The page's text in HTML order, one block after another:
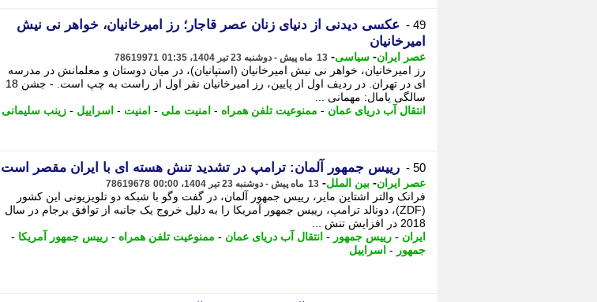
49 -
عکسی دیدنی از دنیای زنان عصر قاجار؛ رز امیرخانیان، خواهر نی نیش
امیرخانیان
عصر ایران- سیاسی- 13 ماه پیش - دوشنبه 23 تیر 1404، 01:35 78619971
رز امیرخانیان، خواهر نی نیش امیرخانیان (استپانیان)، در میان دوستان و معلمانش در مدرسه
ای در تهران. در ردیف اول از پایین، رز امیرخانیان نفر اول از راست به چپ است. - جشن 18
سالگی یامال: مهمانی ...
انتقال آب دریای عمان - ممنوعیت تلفن همراه - امنیت ملی - امنیت - اسراییل - زینب سلیمانی
50 - رییس جمهور آلمان: ترامپ در تشدید تنش هسته ای با ایران مقصر است
عصر ایران- بین الملل- 13 ماه پیش - دوشنبه 23 تیر 1404، 00:00 78619678
فرانک والتر اشتاین مایر، رییس جمهور آلمان، در گفت وگو با شبکه دو تلویزیونی این کشور
(ZDF)، دونالد ترامپ، رییس جمهور آمریکا را به دلیل خروج یک جانبه از توافق برجام در سال
2018 در افزایش تنش ...
ایران - رییس جمهور - انتقال آب دریای عمان - ممنوعیت تلفن همراه - رییس جمهور آمریکا -
جمهور - اسراییل